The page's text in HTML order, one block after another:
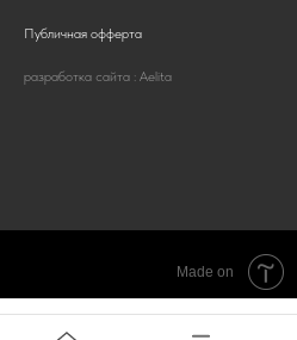
Публичная офферта
разработка сайта : Aelita
Made on